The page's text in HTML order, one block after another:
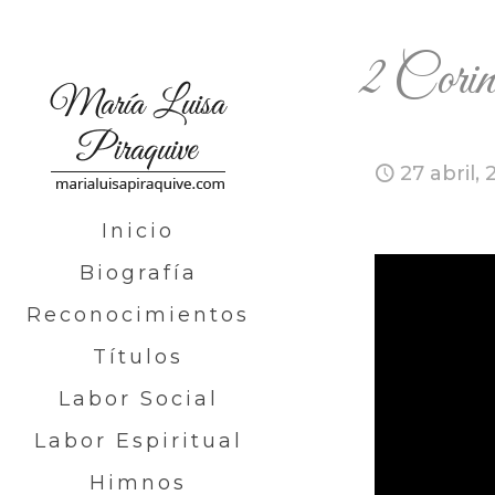
Inicio
Biografía
Reconocimientos
Títulos
Labor Social
Labor Espiritual
Himnos
2
27 abril,